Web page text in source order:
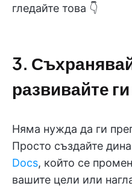
гледайте това 👇
3.
развивайте
Няма нужда да ги
Просто създайте
Docs, който се
вашите цели или